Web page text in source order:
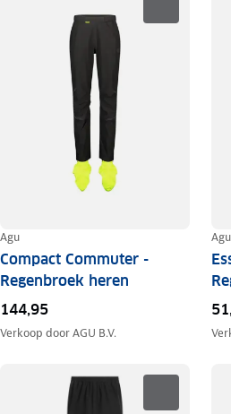
Agu
Compact Commuter -
Regenbroek heren
144,95
Verkoop doorAGU B.V.
Agu